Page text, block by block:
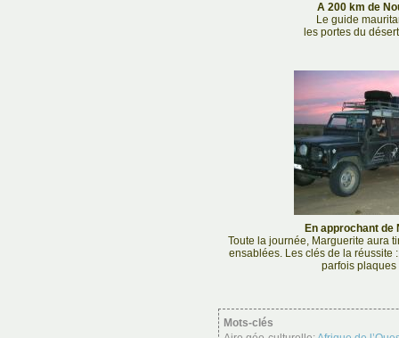
A 200 km de
Le guide
les portes du
En approchant de
Toute la journée, Marguerite aura
ensablées. Les clés de la réussite
parfois
Mots-clés